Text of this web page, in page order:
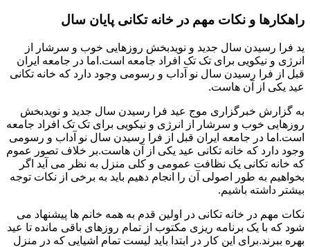
راهکارها و نکات مهم در خانه تکانی پایان سال
ید فرا رسیدن سال جدید و نویدبخش روزهایی خوب و سرشار از
انرژی و نیکویی برای تک تک افراد جامعه است.اما در جامعه ایران
قبل از فرا رسیدن سال نو آداب و رسومی وجود دارد که خانه تکانی
عید یکی از آن هاست.
به گزارش خبرگزاری موج عید فرا رسیدن سال جدید و نویدبخش
روزهایی خوب و سرشار از انرژی و نیکویی برای تک تک افراد جامعه
است.اما در جامعه ایران قبل از فرا رسیدن سال نو آداب و رسومی
وجود دارد که خانه تکانی عید یکی از آن هاست.بر خلاف تصور عموم
که خانه تکانی یک نظافت عمومی و کلی منزل به نظر می آید اگر
بخواهیم به طور اصولی آن را انجام دهیم باید به برخی از نکات توجه
بیشتر داشته باشیم.
نکات مهم در خانه تکانی در اولین قدم به همه خانم ها پیشنهاد می
شود که با یک برنامه ریزی مکتوب از تمام روزهای باقی مانده تا عید
بهره ببرند.برای این کار در ابتدا باید لیست تمام اشیایی که در منزل